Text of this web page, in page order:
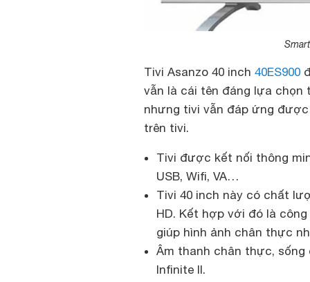
Tivi Asanzo 40 inch 40ES900
vẫn là cái tên đáng lựa chọn
nhưng tivi vẫn đáp ứng
trên tivi.
Tivi được kết nối thông
USB, Wifi, VA…
Tivi 40 inch này có chất
HD. Kết hợp với đó là
giúp hình ảnh chân thực
Âm thanh chân thực,
Infinite II.